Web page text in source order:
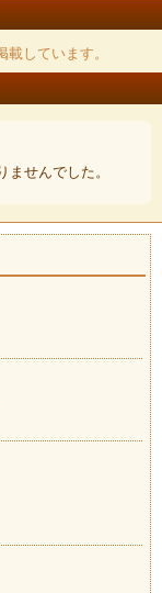
しています。
せんでした。